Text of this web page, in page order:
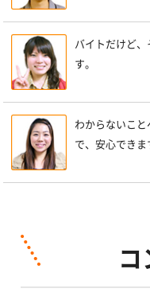
バイトだけど
す。
わからないこ
で、安心できま
コ